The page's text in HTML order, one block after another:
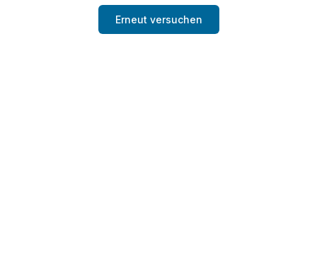
Erneut versuchen